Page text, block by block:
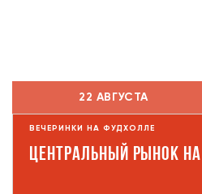
22 АВГУСТА
ВЕЧЕРИНКИ НА ФУДХОЛЛЕ
Центральный рынок